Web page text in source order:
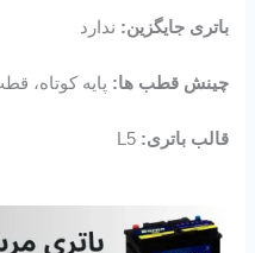
باتری جایگزین: ندارد
چینش قطب ها: پایه کوتاه،
قالب باتری: L5